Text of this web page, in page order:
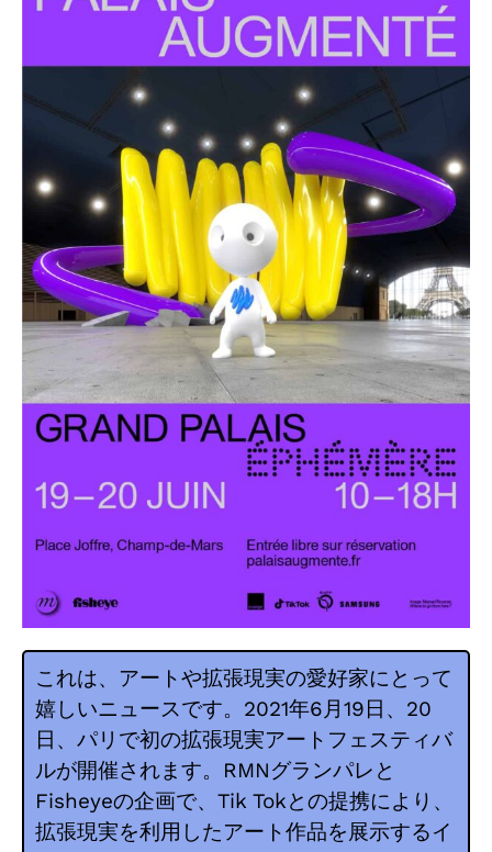
これは、アートや拡張現実の愛好家にとって
嬉しいニュースです。2021年6月19日、20
日、パリで初の拡張現実アートフェスティバ
ルが開催されます。RMNグランパレと
Fisheyeの企画で、Tik Tokとの提携により、
拡張現実を利用したアート作品を展示するイ